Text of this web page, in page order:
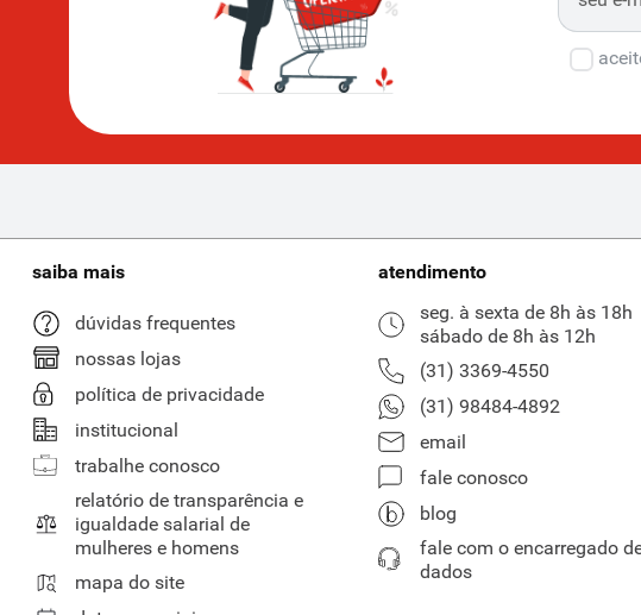
saiba mais
dúvidas frequentes
nossas lojas
política de privacidade
institucional
trabalhe conosco
relatório de transparência e
igualdade salarial de
mulheres e homens
mapa do site
atendimento
seg. à sexta de 8h às 18h
sábado de 8h às 12h
(31) 3369-4550
(31) 98484-4892
email
fale conosco
blog
fale com o encarregado
dados